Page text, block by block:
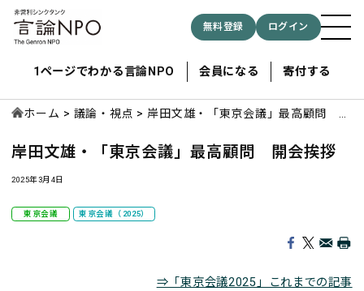
無料登録 ログイン
1ページでわかる言論NPO 会員になる 寄付する
ホーム 議論・視点
岸田文雄・「東京会議」最高顧問 開
岸田文雄・「東京会議」最高顧問 開会挨拶
2025年3月4日
東京会議 東京会議（2025）
⇒「東京会議2025」これまでの記事